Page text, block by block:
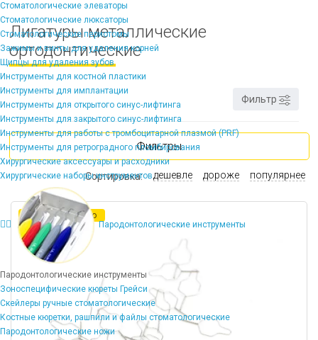
Стоматологические элеваторы
Стоматологические люксаторы
Стоматологические периотомы
Зажимы и винты для удаления корней
Щипцы для удаления зубов
Инструменты для костной пластики
Инструменты для имплантации
Инструменты для открытого синус-лифтинга
Инструменты для закрытого синус-лифтинга
Инструменты для работы с тромбоцитарной плазмой (PRF)
Инструменты для ретроградного пломбирования
Хирургические аксессуары и расходники
Хирургические наборы инструментов
Пародонтологические инструменты
Пародонтологические инструменты
Зоноспецифические кюреты Грейси
Скейлеры ручные стоматологические
Костные кюретки, рашпили и файлы стоматологические
Пародонтологические ножи
Лигатуры металлические
ортодонтические
Фильтр
Фильтры
Сортировка: дешевле дороже популярнее
В наличии много